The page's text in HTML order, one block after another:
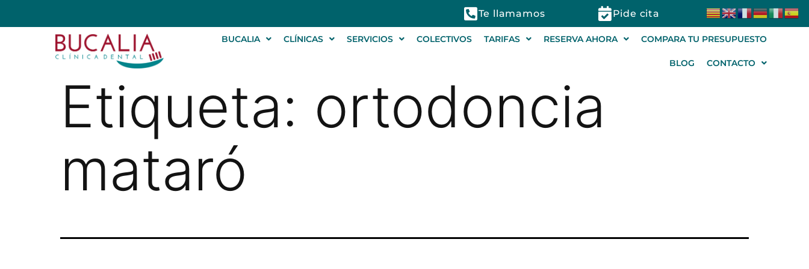
Te llamamos Pide cita
BUCALIA CLÍNICAS SERVICIOS COLECTIVOS TARIFAS RESERVA AHORA COMPARA TU PRESUPUESTO
BLOG CONTACTO
Etiqueta: ortodoncia
mataró